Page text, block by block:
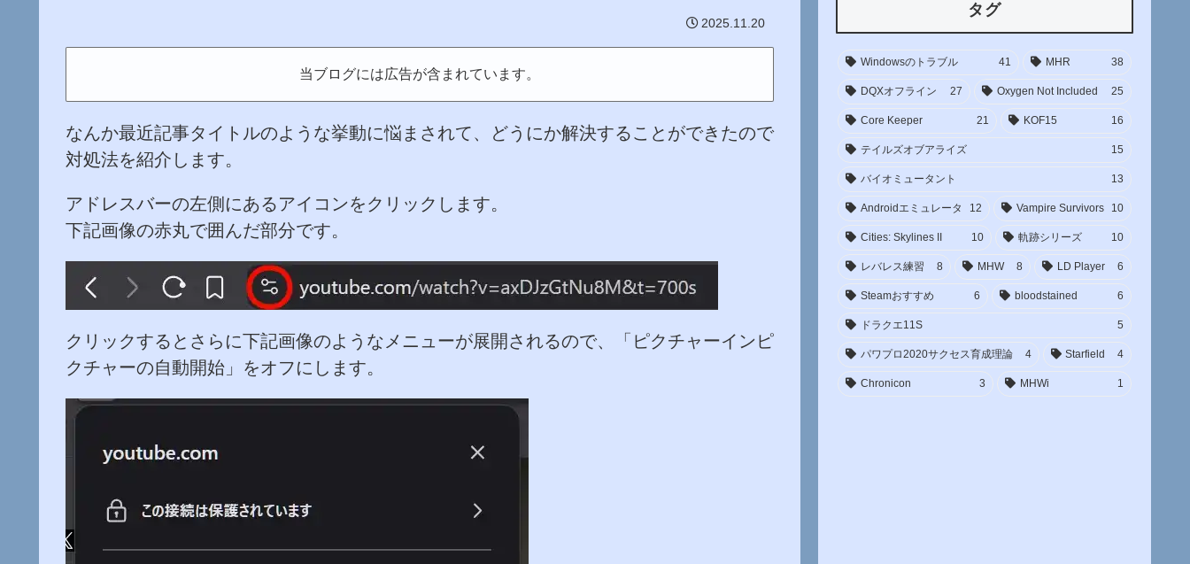
2025.11.20
当ブログには広告が含まれています。
なんか最近記事タイトルのような挙動に悩まされて、どうにか解決することができたので
対処法を紹介します。
アドレスバーの左側にあるアイコンをクリックします。
下記画像の赤丸で囲んだ部分です。
クリックするとさらに下記画像のようなメニューが展開されるので、「ピクチャーインピ
クチャーの自動開始」をオフにします。
タグ
Windowsのトラブル 41 MHR 38
DQXオフライン 27 Oxygen Not Included 25
Core Keeper 21 KOF15 16
テイルズオブアライズ 15
バイオミュータント 13
Androidエミュレータ 12 Vampire Survivors 10
Cities: Skylines II 10 軌跡シリーズ 10
レバレス練習 8 MHW 8 LD Player 6
Steamおすすめ 6 bloodstained 6
ドラクエ11S 5
パワプロ2020サクセス育成理論 4 Starfield 4
Chronicon 3 MHWi 1